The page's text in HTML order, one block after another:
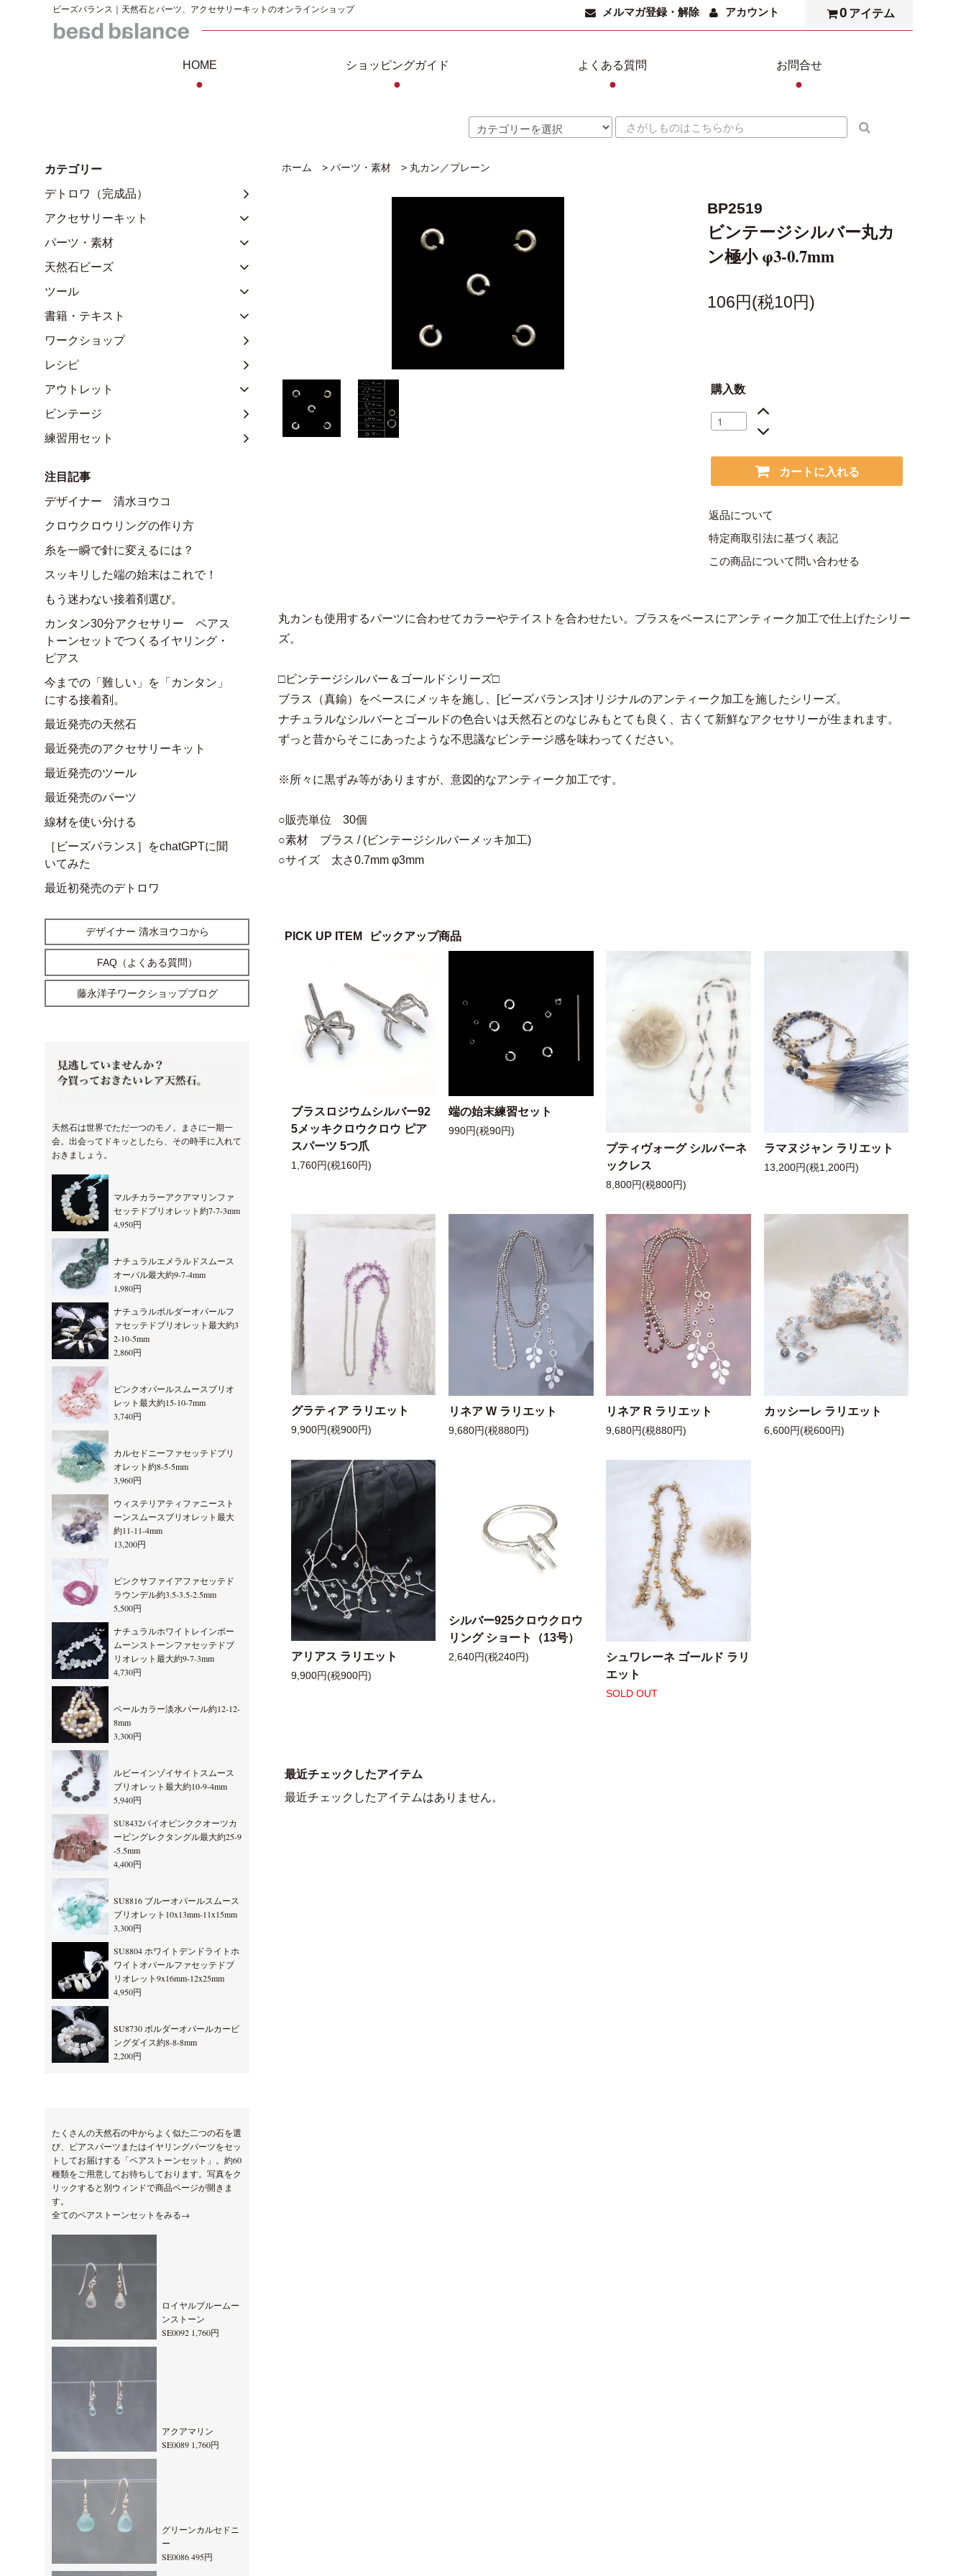
ビーズバランス｜天然石とパーツ、アクセサリーキットのオンラインショップ メルマガ登録・解除 アカウント 0 アイテム
HOME
●
ショッピングガイド
●
よくある質問
●
お問合せ
●
ホーム > パーツ・素材 > 丸カン／プレーン
BP2519
ビンテージシルバー丸カ
ン極小 φ3-0.7mm
106円(税10円)
購入数
カートに入れる
返品について
特定商取引法に基づく表記
この商品について問い合わせる
丸カンも使用するパーツに合わせてカラーやテイストを合わせたい。ブラスをベースにアンティーク加工で仕上げたシリー
ズ。
□ビンテージシルバー＆ゴールドシリーズ□
ブラス（真鍮）をベースにメッキを施し、[ビーズバランス]オリジナルのアンティーク加工を施したシリーズ。
ナチュラルなシルバーとゴールドの色合いは天然石とのなじみもとても良く、古くて新鮮なアクセサリーが生まれます。
ずっと昔からそこにあったような不思議なビンテージ感を味わってください。
※所々に黒ずみ等がありますが、意図的なアンティーク加工です。
○販売単位 30個
○素材 ブラス / (ビンテージシルバーメッキ加工)
○サイズ 太さ0.7mm φ3mm
PICK UP ITEM ピックアップ商品
ブラスロジウムシルバー92
5メッキクロウクロウ ピア
スパーツ 5つ爪
1,760円(税160円)
端の始末練習セット
990円(税90円)
プティヴォーグ シルバーネ
ックレス
8,800円(税800円)
ラマヌジャン ラリエット
13,200円(税1,200円)
グラティア ラリエット
9,900円(税900円)
リネア W ラリエット
9,680円(税880円)
リネア R ラリエット
9,680円(税880円)
カッシーレ ラリエット
6,600円(税600円)
アリアス ラリエット
9,900円(税900円)
シルバー925クロウクロウ
リング ショート（13号）
2,640円(税240円)
シュワレーネ ゴールド ラリ
エット
SOLD OUT
最近チェックしたアイテム
最近チェックしたアイテムはありません。
カテゴリー
デトロワ（完成品）
アクセサリーキット
パーツ・素材
天然石ビーズ
ツール
書籍・テキスト
ワークショップ
レシピ
アウトレット
ビンテージ
練習用セット
注目記事
デザイナー 清水ヨウコ
クロウクロウリングの作り方
糸を一瞬で針に変えるには？
スッキリした端の始末はこれで！
もう迷わない接着剤選び。
カンタン30分アクセサリー ペアス
トーンセットでつくるイヤリング・
ピアス
今までの「難しい」を「カンタン」
にする接着剤。
最近発売の天然石
最近発売のアクセサリーキット
最近発売のツール
最近発売のパーツ
線材を使い分ける
［ビーズバランス］をchatGPTに聞
いてみた
最近初発売のデトロワ
デザイナー 清水ヨウコから
FAQ（よくある質問）
藤永洋子ワークショップブログ
天然石は世界でただ一つのモノ。まさに一期一
会。出会ってドキッとしたら、その時手に入れて
おきましょう。
マルチカラーアクアマリンファ
セッテドブリオレット約7-7-3mm
4,950円
ナチュラルエメラルドスムース
オーバル最大約9-7-4mm
1,980円
ナチュラルボルダーオパールフ
ァセッテドブリオレット最大約3
2-10-5mm
2,860円
ピンクオパールスムースブリオ
レット最大約15-10-7mm
3,740円
カルセドニーファセッテドブリ
オレット約8-5-5mm
3,960円
ウィステリアティファニースト
ーンスムースブリオレット最大
約11-11-4mm
13,200円
ピンクサファイアファセッテド
ラウンデル約3.5-3.5-2.5mm
5,500円
ナチュラルホワイトレインボー
ムーンストーンファセッテドブ
リオレット最大約9-7-3mm
4,730円
ペールカラー淡水パール約12-12-
8mm
3,300円
ルビーインゾイサイトスムース
ブリオレット最大約10-9-4mm
5,940円
SU8432バイオピンククオーツカ
ービングレクタングル最大約25-9
-5.5mm
4,400円
SU8816 ブルーオパールスムース
ブリオレット10x13mm-11x15mm
3,300円
SU8804 ホワイトデンドライトホ
ワイトオパールファセッテドブ
リオレット9x16mm-12x25mm
4,950円
SU8730 ボルダーオパールカービ
ングダイス約8-8-8mm
2,200円
たくさんの天然石の中からよく似た二つの石を選
び、ピアスパーツまたはイヤリングパーツをセッ
トしてお届けする「ペアストーンセット」。約60
種類をご用意してお待ちしております。写真をク
リックすると別ウィンドで商品ページが開きま
す。
全てのペアストーンセットをみる→
ロイヤルブルームー
ンストーン
SE0092 1,760円
アクアマリン
SE0089 1,760円
グリーンカルセドニ
ー
SE0086 495円